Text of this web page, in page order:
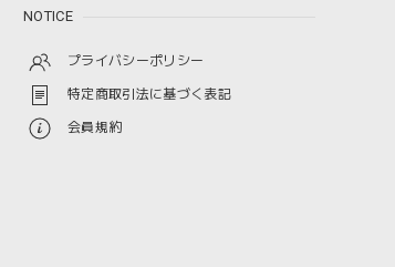
NOTICE
プライバシーポリシー
特定商取引法に基づく表記
会員規約